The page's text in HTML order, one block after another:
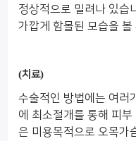
정상적으로 밀려나 있습
가깝게 함몰된 모습을 볼
(치료)
수술적인 방법에는 여러
에 최소절개를 통해 피
은 미용목적으로 오목가